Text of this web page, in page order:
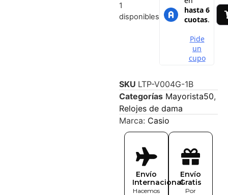
1
disponibles
SKU LTP-V004G-1B
Categorías Mayorista50,
Relojes de dama
Marca: Casio
Envío
Internacional
Hacemos
Envío
Gratis
Por